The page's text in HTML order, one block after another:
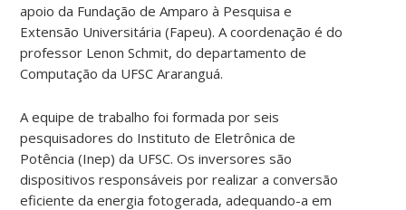
apoio da Fundação de Amparo à Pesquisa e
Extensão Universitária (Fapeu). A coordenação é do
professor Lenon Schmit, do departamento de
Computação da UFSC Araranguá.
A equipe de trabalho foi formada por seis
pesquisadores do Instituto de Eletrônica de
Potência (Inep) da UFSC. Os inversores são
dispositivos responsáveis por realizar a conversão
eficiente da energia fotogerada, adequando-a em